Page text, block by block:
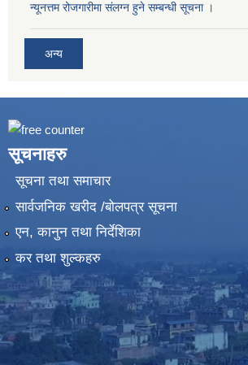
न्यूनत्तम रोजगारीमा संलग्न हुने सम्बन्धी सूचना ।
अन्य
सूचनाहरु
सूचना तथा समाचार
सार्वजनिक खरीद /बोलपत्र सूचना
एन, कानुन तथा निर्देशिका
कर तथा शुल्कहरु